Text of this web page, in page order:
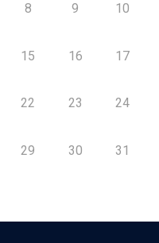
8 9 10
15 16 17
22 23 24
29 30 31